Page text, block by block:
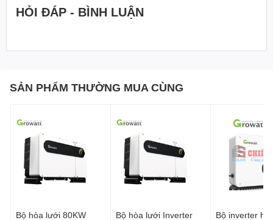
HỎI ĐÁP - BÌNH LUẬN
SẢN PHẨM THƯỜNG MUA CÙNG
Bộ hòa lưới 80KW
Bộ hòa lưới Inverter
Bộ inverter